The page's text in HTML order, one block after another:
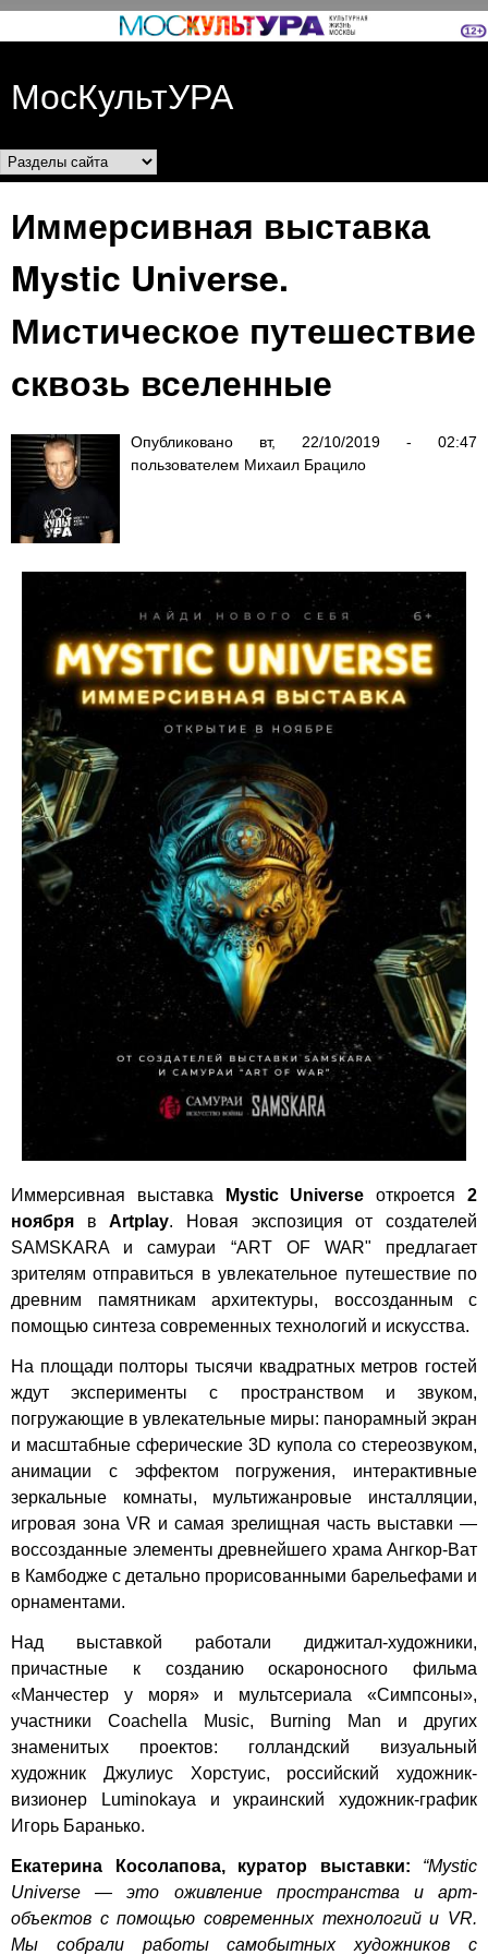
Перейти к основному
МосКультУРА
Разделы сайта
Иммерсивная выставка
Mystic Universe.
Мистическое путешествие
сквозь вселенные
Опубликовано вт, 22/10/2019 - 02:47
пользователем Михаил Брацило
Иммерсивная выставка Mystic Universe откроется2
ноября вArtplay. Новая экспозиция от создателей
SAMSKARA и самураи “ART OF WAR" предлагает
зрителям отправиться в увлекательное путешествие по
древним памятникам архитектуры, воссозданным с
помощью синтеза современных технологий и искусства.
На площади полторы тысячи квадратных метров гостей
ждут эксперименты с пространством и звуком,
погружающие в увлекательные миры: панорамный экран
и масштабные сферические 3D купола со стереозвуком,
анимации с эффектом погружения, интерактивные
зеркальные комнаты, мультижанровые инсталляции,
игровая зона VR и самая зрелищная часть выставки —
воссозданные элементы древнейшего храма Ангкор-Ват
в Камбодже с детально прорисованными барельефами и
орнаментами.
Над выставкой работали диджитал-художники,
причастные к созданию оскароносного фильма
«Манчестер у моря» и мультсериала «Симпсоны»,
участники Coachella Music, Burning Man и других
знаменитых проектов: голландский визуальный
художник Джулиус Хорстуис, российский художник-
визионер Luminokaya и украинский художник-график
Игорь Баранько.
Екатерина Косолапова, куратор выставки:
“Mystic
Universe — это оживление пространства и арт-
объектов с помощью современных технологий и VR.
Мы собрали работы самобытных художников с